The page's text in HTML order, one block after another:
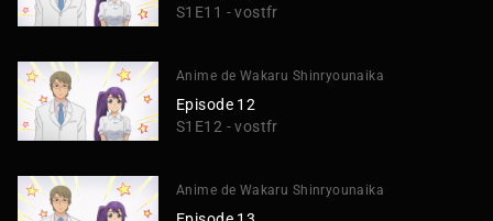
S1E11 - vostfr
Anime de Wakaru Shinryounaika
Episode 12
S1E12 - vostfr
Anime de Wakaru Shinryounaika